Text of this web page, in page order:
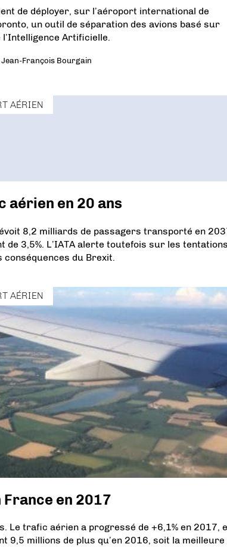
de déployer, sur l’aéroport international de
un outil de séparation des avions basé sur
l’Intelligence Artificielle.
Jean-François Bourgain
AÉRIEN
aérien en 20 ans
8,2 milliards de passagers transporté en
3,5%. L’IATA alerte toutefois sur les
du Brexit.
AÉRIEN
en 2017
Le trafic aérien a progressé de +6,1% en 2017,
9,5 millions de plus qu’en 2016, soit la meilleure